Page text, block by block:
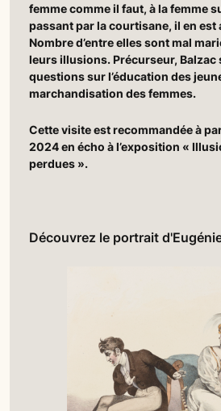
femme comme il faut, à la femme
passant par la courtisane, il en est
Nombre d’entre elles sont mal
leurs illusions. Précurseur, Balzac
questions sur l’éducation des
marchandisation des femmes.
Cette visite est recommandée à
2024 en écho à l’exposition «
perdues ».
Découvrez le portrait